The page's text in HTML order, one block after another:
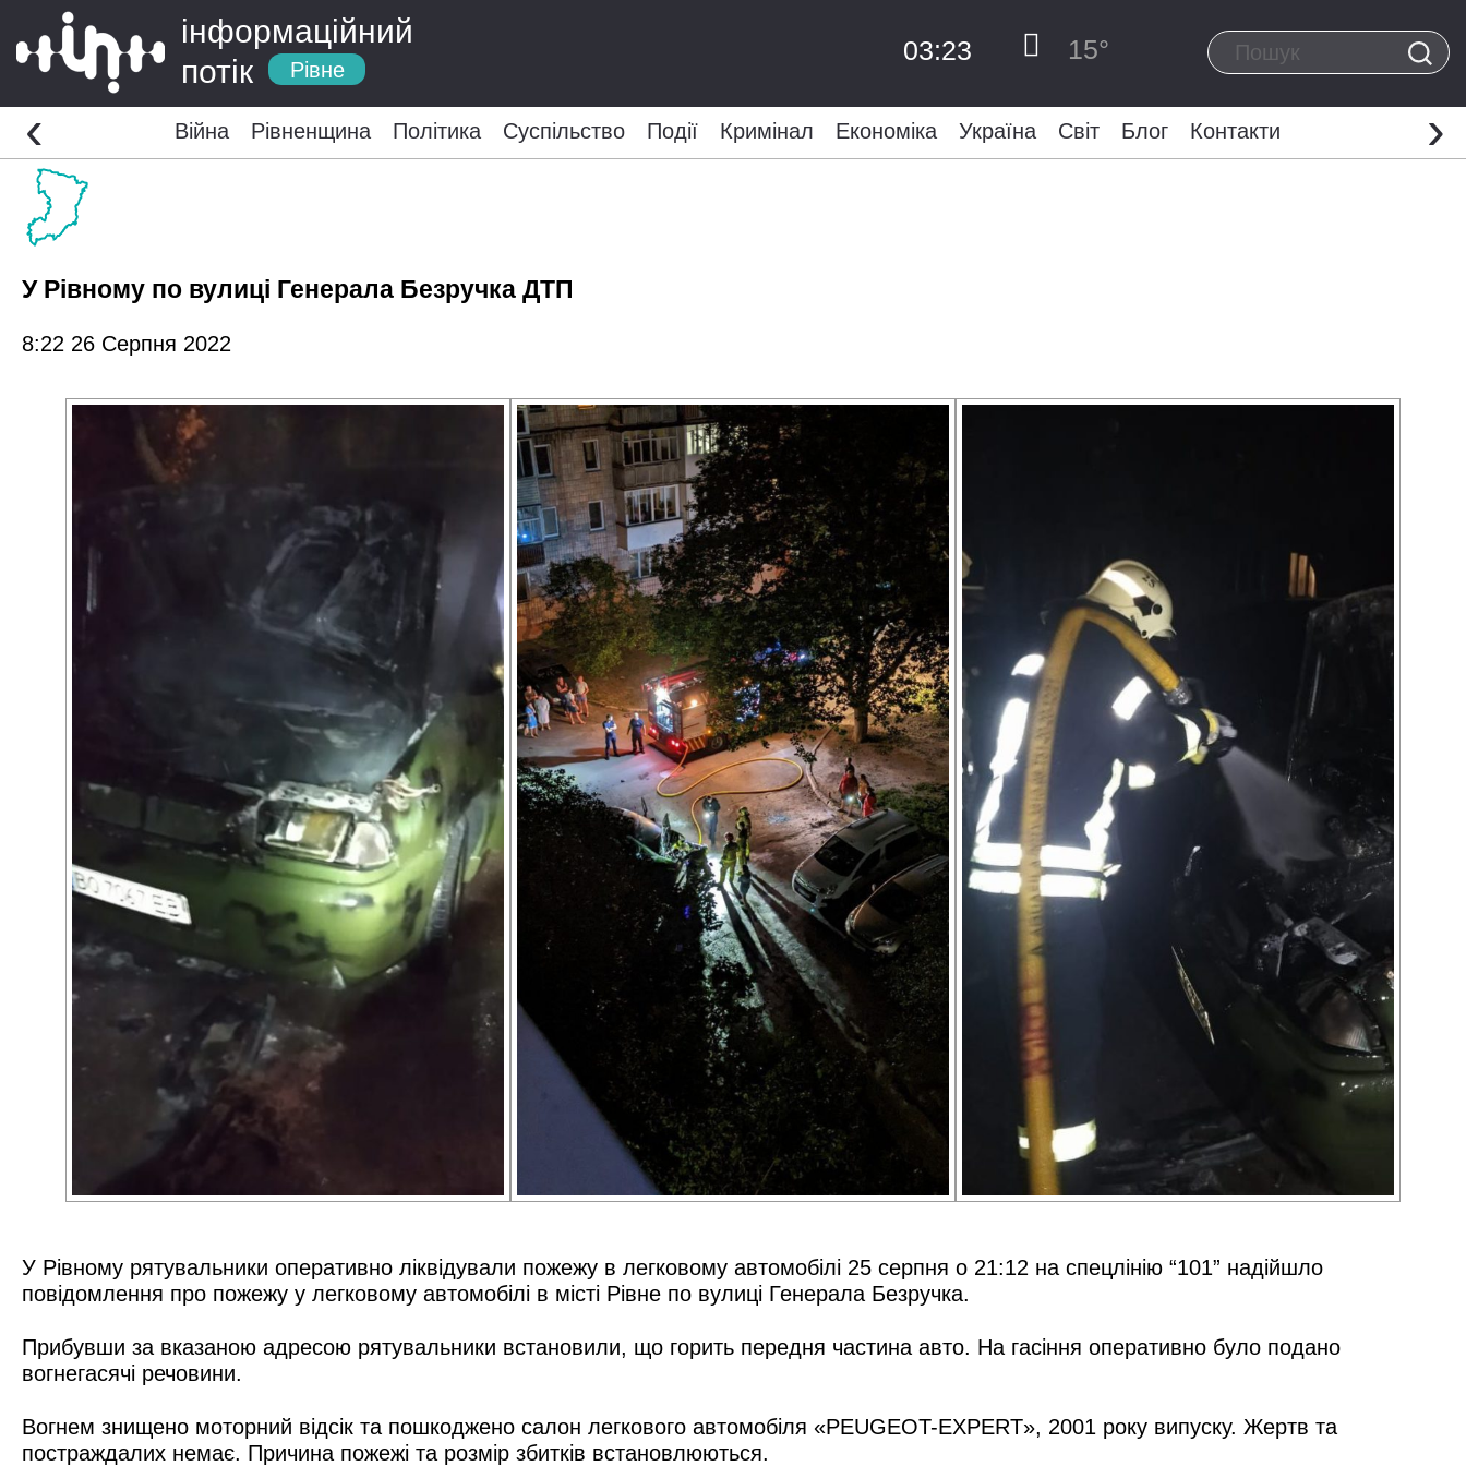
інформаційний
потік
Рівне
03:23 15°
Війна Рівненщина Політика Суспільство Події Кримінал Економіка Україна Світ Блог Контакти
‹ ›
У Рівному по вулиці Генерала Безручка ДТП
8:22 26 Серпня 2022
У Рівному рятувальники оперативно ліквідували пожежу в легковому автомобілі 25 серпня о 21:12 на спецлінію “101” надійшло
повідомлення про пожежу у легковому автомобілі в місті Рівне по вулиці Генерала Безручка.
Прибувши за вказаною адресою рятувальники встановили, що горить передня частина авто. На гасіння оперативно було подано
вогнегасячі речовини.
Вогнем знищено моторний відсік та пошкоджено салон легкового автомобіля «PEUGEOT-EXPERT», 2001 року випуску. Жертв та
постраждалих немає. Причина пожежі та розмір збитків встановлюються.